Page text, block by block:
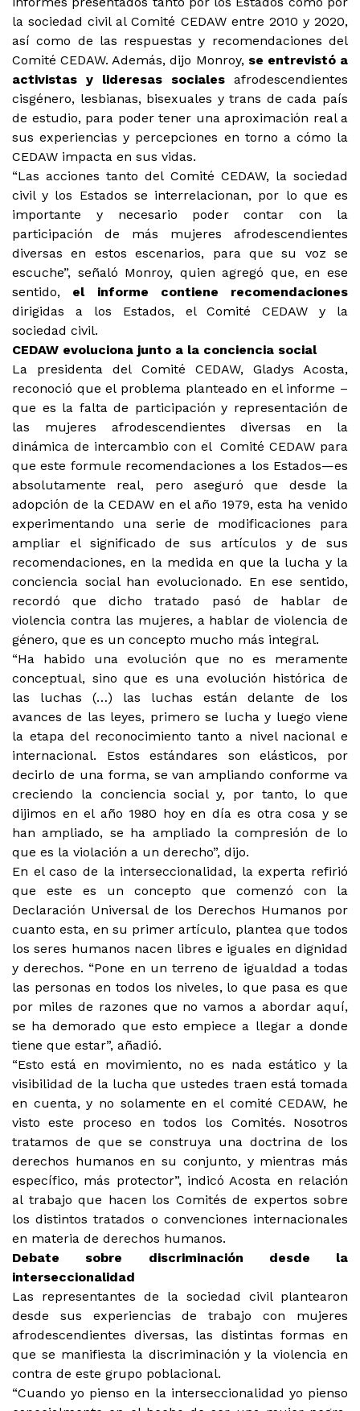
la sociedad civil al Comité CEDAW entre 2010 y 2020,
así como de las respuestas y recomendaciones del
Comité CEDAW. Además, dijo Monroy, se entrevistó a
activistas y lideresas sociales afrodescendientes
cisgénero, lesbianas, bisexuales y trans de cada país
de estudio, para poder tener una aproximación real a
sus experiencias y percepciones en torno a cómo la
CEDAW impacta en sus vidas.
“Las acciones tanto del Comité CEDAW, la sociedad
civil y los Estados se interrelacionan, por lo que es
importante y necesario poder contar con la
participación de más mujeres afrodescendientes
diversas en estos escenarios, para que su voz se
escuche”, señaló Monroy, quien agregó que, en ese
sentido, el informe contiene recomendaciones
dirigidas a los Estados, el Comité CEDAW y la
sociedad civil.
CEDAW evoluciona junto a la conciencia social
La presidenta del Comité CEDAW, Gladys Acosta,
reconoció que el problema planteado en el informe –
que es la falta de participación y representación de
las mujeres afrodescendientes diversas en la
dinámica de intercambio con el Comité CEDAW para
que este formule recomendaciones a los Estados—es
absolutamente real, pero aseguró que desde la
adopción de la CEDAW en el año 1979, esta ha venido
experimentando una serie de modificaciones para
ampliar el significado de sus artículos y de sus
recomendaciones, en la medida en que la lucha y la
conciencia social han evolucionado. En ese sentido,
recordó que dicho tratado pasó de hablar de
violencia contra las mujeres, a hablar de violencia de
género, que es un concepto mucho más integral.
“Ha habido una evolución que no es meramente
conceptual, sino que es una evolución histórica de
las luchas (…) las luchas están delante de los
avances de las leyes, primero se lucha y luego viene
la etapa del reconocimiento tanto a nivel nacional e
internacional. Estos estándares son elásticos, por
decirlo de una forma, se van ampliando conforme va
creciendo la conciencia social y, por tanto, lo que
dijimos en el año 1980 hoy en día es otra cosa y se
han ampliado, se ha ampliado la compresión de lo
que es la violación a un derecho”, dijo.
En el caso de la interseccionalidad, la experta refirió
que este es un concepto que comenzó con la
Declaración Universal de los Derechos Humanos por
cuanto esta, en su primer artículo, plantea que todos
los seres humanos nacen libres e iguales en dignidad
y derechos. “Pone en un terreno de igualdad a todas
las personas en todos los niveles, lo que pasa es que
por miles de razones que no vamos a abordar aquí,
se ha demorado que esto empiece a llegar a donde
tiene que estar”, añadió.
“Esto está en movimiento, no es nada estático y la
visibilidad de la lucha que ustedes traen está tomada
en cuenta, y no solamente en el comité CEDAW, he
visto este proceso en todos los Comités. Nosotros
tratamos de que se construya una doctrina de los
derechos humanos en su conjunto, y mientras más
específico, más protector”, indicó Acosta en relación
al trabajo que hacen los Comités de expertos sobre
los distintos tratados o convenciones internacionales
en materia de derechos humanos.
Debate sobre discriminación desde la
interseccionalidad
Las representantes de la sociedad civil plantearon
desde sus experiencias de trabajo con mujeres
afrodescendientes diversas, las distintas formas en
que se manifiesta la discriminación y la violencia en
contra de este grupo poblacional.
“Cuando yo pienso en la interseccionalidad yo pienso